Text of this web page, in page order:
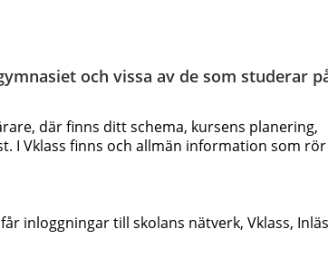
och vissa av de som studerar
där finns ditt schema, kursens planering,
I Vklass finns och allmän information som
inloggningar till skolans nätverk, Vklass,